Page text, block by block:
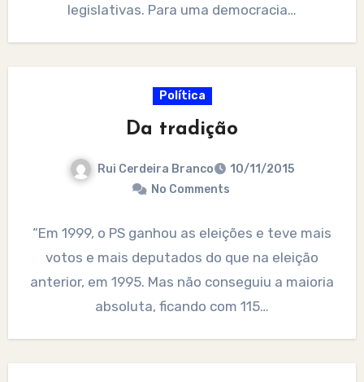
legislativas. Para uma democracia…
Política
Da tradição
Rui Cerdeira Branco
10/11/2015
No Comments
“Em 1999, o PS ganhou as eleições e teve mais
votos e mais deputados do que na eleição
anterior, em 1995. Mas não conseguiu a maioria
absoluta, ficando com 115…